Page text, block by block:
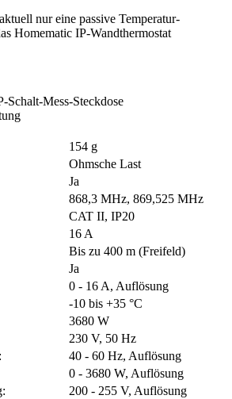
nur eine passive Temperatur-
Homematic IP-Wandthermostat
Schalt-Mess-Steckdose
154 g
Ohmsche Last
Ja
868,3 MHz, 869,525 MHz
CAT II, IP20
16 A
Bis zu 400 m (Freifeld)
Ja
0 - 16 A, Auflösung
-10 bis +35 °C
3680 W
230 V, 50 Hz
40 - 60 Hz, Auflösung
0 - 3680 W, Auflösung
200 - 255 V, Auflösung